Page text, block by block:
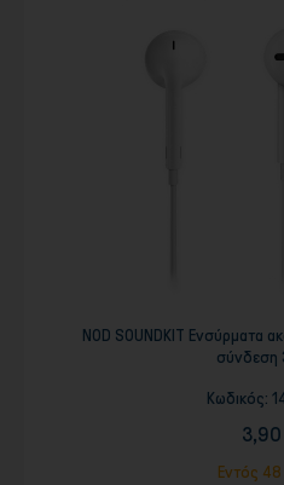
NOD SOUNDKIT Ενσύρματα
σύνδεση
Κωδικός:
Εντός